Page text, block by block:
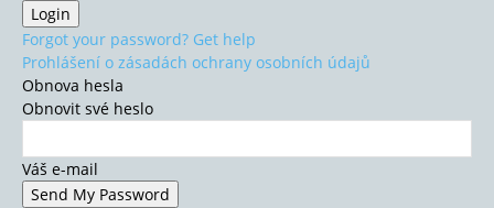
Forgot your password? Get help
Prohlášení o zásadách ochrany osobních údajů
Obnova hesla
Obnovit své heslo
Váš e-mail